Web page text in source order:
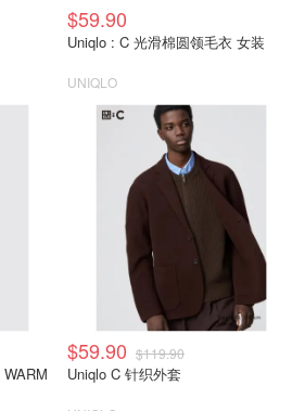
$59.90
Uniqlo : C 光滑棉圆领毛衣 女装
UNIQLO
$59.90 $119.90
Uniqlo C 针织外套